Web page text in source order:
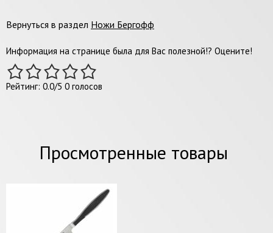
Вернуться в раздел Ножи Бергофф
Информация на странице была для Вас полезной!? Оцените!
Рейтинг: 0.0/5 0 голосов
Просмотренные товары